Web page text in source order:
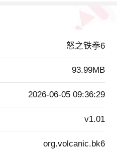
怒之铁拳6
93.99MB
2026-06-05 09:36:29
v1.01
org.volcanic.bk6